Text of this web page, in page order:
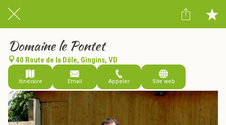
Domaine le Pontet
40 Route de la Dôle, Gingins, VD
Itinéraire Email Appeler Site web